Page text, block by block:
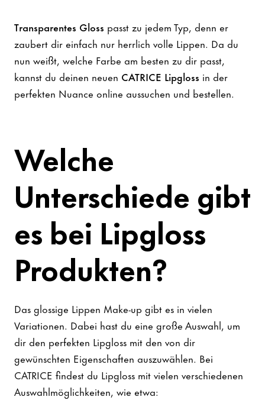
Transparentes Gloss passt zu jedem Typ, denn er
zaubert dir einfach nur herrlich volle Lippen. Da du
nun weißt, welche Farbe am besten zu dir passt,
kannst du deinen neuen CATRICE Lipgloss in der
perfekten Nuance online aussuchen und bestellen.
Welche
Unterschiede gibt
es bei Lipgloss
Produkten?
Das glossige Lippen Make-up gibt es in vielen
Variationen. Dabei hast du eine große Auswahl, um
dir den perfekten Lipgloss mit den von dir
gewünschten Eigenschaften auszuwählen. Bei
CATRICE findest du Lipgloss mit vielen verschiedenen
Auswahlmöglichkeiten, wie etwa: